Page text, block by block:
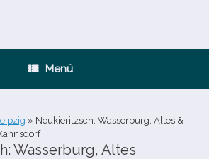
Menü
» Neukieritzsch: Wasserburg, Altes &
Wasserburg, Altes